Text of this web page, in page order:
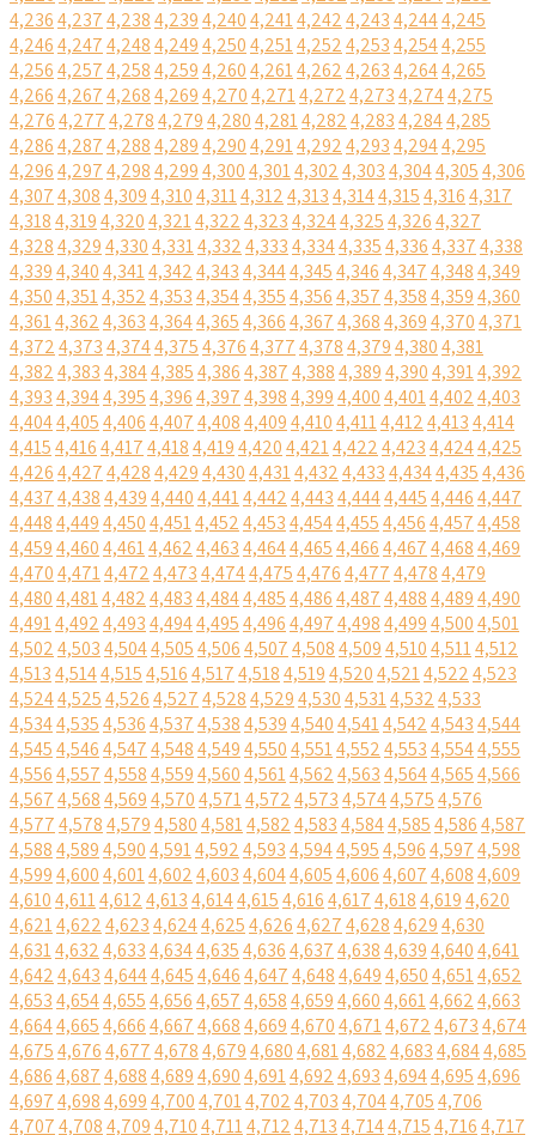
4,2364,2374,2384,2394,2404,2414,2424,2434,2444,245
4,2464,2474,2484,2494,2504,2514,2524,2534,2544,255
4,2564,2574,2584,2594,2604,2614,2624,2634,2644,265
4,2664,2674,2684,2694,2704,2714,2724,2734,2744,275
4,2764,2774,2784,2794,2804,2814,2824,2834,2844,285
4,2864,2874,2884,2894,2904,2914,2924,2934,2944,295
4,2964,2974,2984,2994,3004,3014,3024,3034,3044,3054,306
4,3074,3084,3094,3104,3114,3124,3134,3144,3154,3164,317
4,3184,3194,3204,3214,3224,3234,3244,3254,3264,327
4,3284,3294,3304,3314,3324,3334,3344,3354,3364,3374,338
4,3394,3404,3414,3424,3434,3444,3454,3464,3474,3484,349
4,3504,3514,3524,3534,3544,3554,3564,3574,3584,3594,360
4,3614,3624,3634,3644,3654,3664,3674,3684,3694,3704,371
4,3724,3734,3744,3754,3764,3774,3784,3794,3804,381
4,3824,3834,3844,3854,3864,3874,3884,3894,3904,3914,392
4,3934,3944,3954,3964,3974,3984,3994,4004,4014,4024,403
4,4044,4054,4064,4074,4084,4094,4104,4114,4124,4134,414
4,4154,4164,4174,4184,4194,4204,4214,4224,4234,4244,425
4,4264,4274,4284,4294,4304,4314,4324,4334,4344,4354,436
4,4374,4384,4394,4404,4414,4424,4434,4444,4454,4464,447
4,4484,4494,4504,4514,4524,4534,4544,4554,4564,4574,458
4,4594,4604,4614,4624,4634,4644,4654,4664,4674,4684,469
4,4704,4714,4724,4734,4744,4754,4764,4774,4784,479
4,4804,4814,4824,4834,4844,4854,4864,4874,4884,4894,490
4,4914,4924,4934,4944,4954,4964,4974,4984,4994,5004,501
4,5024,5034,5044,5054,5064,5074,5084,5094,5104,5114,512
4,5134,5144,5154,5164,5174,5184,5194,5204,5214,5224,523
4,5244,5254,5264,5274,5284,5294,5304,5314,5324,533
4,5344,5354,5364,5374,5384,5394,5404,5414,5424,5434,544
4,5454,5464,5474,5484,5494,5504,5514,5524,5534,5544,555
4,5564,5574,5584,5594,5604,5614,5624,5634,5644,5654,566
4,5674,5684,5694,5704,5714,5724,5734,5744,5754,576
4,5774,5784,5794,5804,5814,5824,5834,5844,5854,5864,587
4,5884,5894,5904,5914,5924,5934,5944,5954,5964,5974,598
4,5994,6004,6014,6024,6034,6044,6054,6064,6074,6084,609
4,6104,6114,6124,6134,6144,6154,6164,6174,6184,6194,620
4,6214,6224,6234,6244,6254,6264,6274,6284,6294,630
4,6314,6324,6334,6344,6354,6364,6374,6384,6394,6404,641
4,6424,6434,6444,6454,6464,6474,6484,6494,6504,6514,652
4,6534,6544,6554,6564,6574,6584,6594,6604,6614,6624,663
4,6644,6654,6664,6674,6684,6694,6704,6714,6724,6734,674
4,6754,6764,6774,6784,6794,6804,6814,6824,6834,6844,685
4,6864,6874,6884,6894,6904,6914,6924,6934,6944,6954,696
4,6974,6984,6994,7004,7014,7024,7034,7044,7054,706
4,7074,7084,7094,7104,7114,7124,7134,7144,7154,7164,717